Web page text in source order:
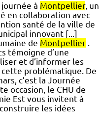
à Montpellier, un
en collaboration avec
santé de la ville de
innovant [...]
de Montpellier
témoigne d’une
et d’informer les
cette problématique. De
c’est la Journée
occasion, le CHU de
Est vous invitent à
les idées